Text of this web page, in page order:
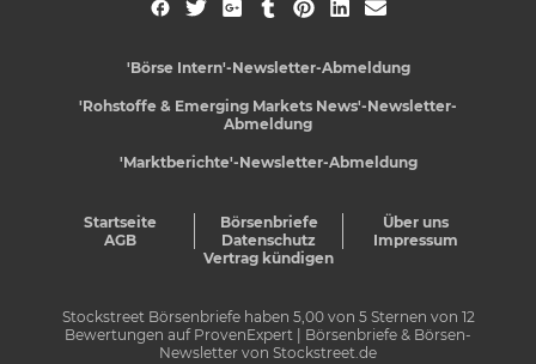
'Börse Intern'-Newsletter-Abmeldung
'Rohstoffe & Emerging Markets News'-Newsletter-
Abmeldung
'Marktberichte'-Newsletter-Abmeldung
Startseite Börsenbriefe
Über uns
AGB
Datenschutz
Impressum
Vertrag kündigen
Stockstreet Börsenbriefe haben 5,00von 5Sternen von 12
Bewertungen auf ProvenExpert
| Börsenbriefe & Börsen-
Newsletter von Stockstreet.de